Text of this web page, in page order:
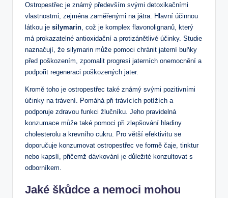
Ostropestřec je známý především svými detoxikačními
vlastnostmi, zejména zaměřenými na játra. Hlavní účinnou
látkou je silymarin , což je komplex flavonolignanů, který
má prokazatelné antioxidační a protizánětlivé účinky. Studie
naznačují, že silymarin může pomoci chránit jaterní buňky
před poškozením, zpomalit progresi jaterních onemocnění a
podpořit regeneraci poškozených jater.
Kromě toho je ostropestřec také známý svými pozitivními
účinky na trávení. Pomáhá při trávících potížích a
podporuje zdravou funkci žlučníku. Jeho pravidelná
konzumace může také pomoci při zlepšování hladiny
cholesterolu a krevního cukru. Pro větší efektivitu se
doporučuje konzumovat ostropestřec ve formě čaje, tinktur
nebo kapslí, přičemž dávkování je důležité konzultovat s
odborníkem.
Jaké škůdce a nemoci mohou